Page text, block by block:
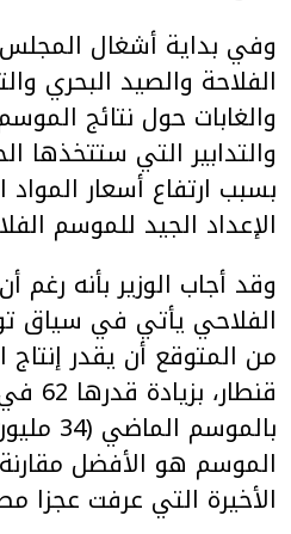
وفي بداية أشغال
الفلاحة والصيد البحري
والغابات حول نتائج
والتدابير التي ستتخذها
بسبب ارتفاع أسعار المواد
الإعداد الجيد للموسم
وقد أجاب الوزير بأنه
الفلاحي يأتي في سياق
الموسم هو الأفضل
الأخيرة التي عرفت عجزا